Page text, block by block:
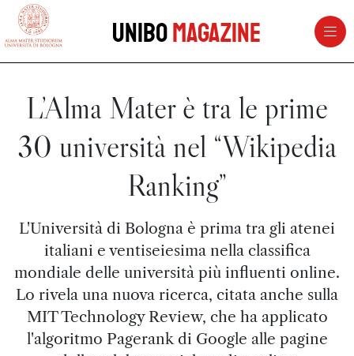
vai al contenuto della pagina
UniboMagazine
L’Alma Mater è tra le prime
30 università nel “Wikipedia
Ranking”
L'Università di Bologna è prima tra gli atenei
italiani e ventiseiesima nella classifica
mondiale delle università più influenti online.
Lo rivela una nuova ricerca, citata anche sulla
MIT Technology Review, che ha applicato
l'algoritmo Pagerank di Google alle pagine